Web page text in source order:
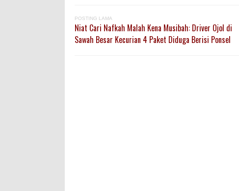
POSTING LAMA
Niat Cari Nafkah Malah Kena Musibah: Driver Ojol di
Sawah Besar Kecurian 4 Paket Diduga Berisi Ponsel